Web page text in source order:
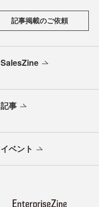
記事掲載のご依頼
SalesZine
記事
イベント